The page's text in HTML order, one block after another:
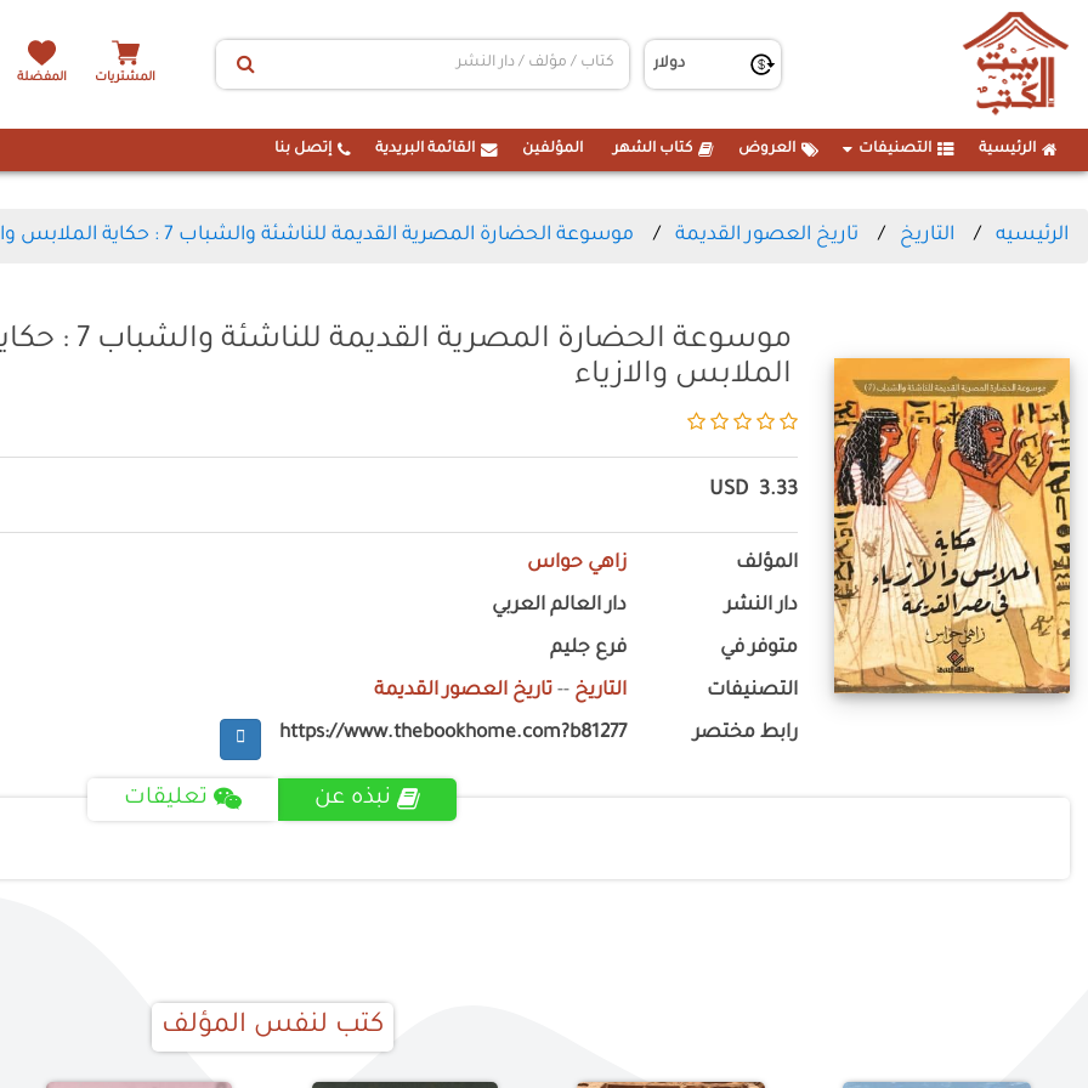
المشتريات المفضلة
الرئيسية التصنيفات العروض كتاب الشهر المؤلفين القائمة البريدية إتصل بنا
الرئيسيه التاريخ تاريخ العصور القديمة موسوعة الحضارة المصرية القديمة للناشئة والشباب 7 : حكاية الملابس والازياء
موسوعة الحضارة المصرية القديمة للناشئة
الملابس والازياء
3.33
USD
المؤلف زاهي حواس
دار النشر دار العالم العربي
متوفر في فرع جليم
التصنيفات التاريخ -- تاريخ العصور القديمة
رابط مختصر https://www.thebookhome.com?b81277
نبذه عن تعليقات
كتب لنفس المؤلف